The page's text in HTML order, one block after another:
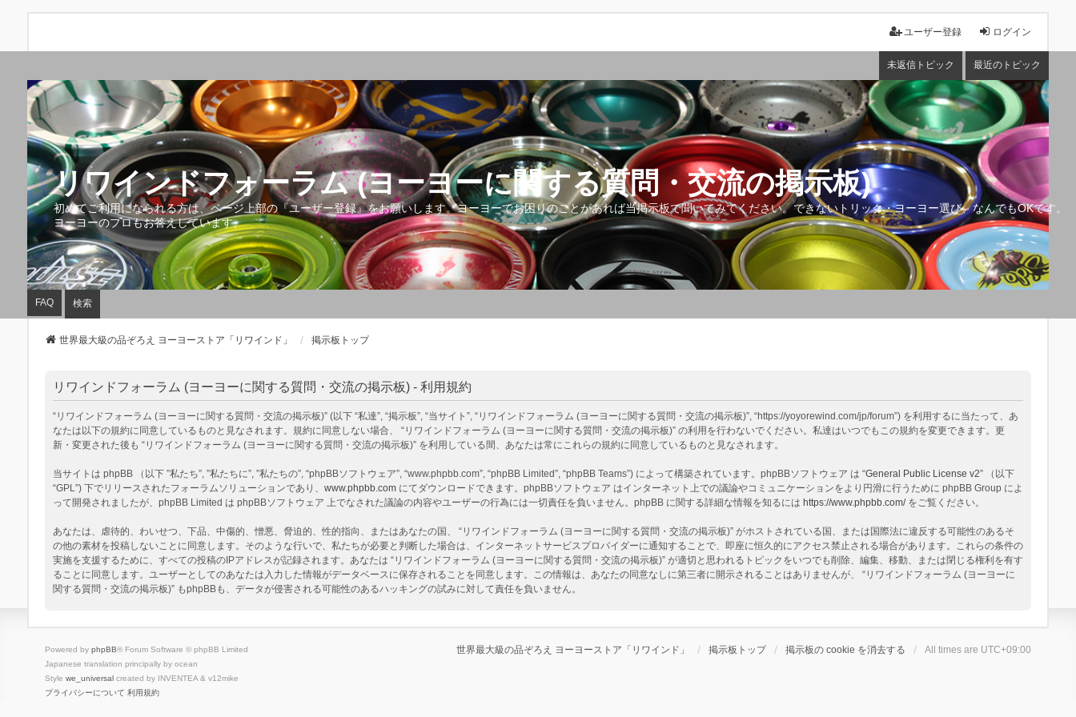
ログイン
ユーザー登録
未返信トピック 最近のトピック
リワインドフォーラム (ヨーヨーに関する質問・交流の掲示板)
初めてご利用になられる方は、ページ上部の『ユーザー登録』をお願いします。ヨーヨーでお困りのことがあれば当掲示板で聞いてみてください。できないトリック・ヨーヨー選び、なんでもOKです。
ヨーヨーのプロもお答えしています。
FAQ 検索
世界最大級の品ぞろえ ヨーヨーストア「リワインド」 掲示板トップ
リワインドフォーラム (ヨーヨーに関する質問・交流の掲示板) - 利用規約
“リワインドフォーラム (ヨーヨーに関する質問・交流の掲示板)” (以下 “私達”, “掲示板”, “当サイト”, “リワインドフォーラム (ヨーヨーに関する質問・交流の掲示板)”, “https://yoyorewind.com/jp/forum”) を利用するに当たって、あ
なたは以下の規約に同意しているものと見なされます。規約に同意しない場合、 “リワインドフォーラム (ヨーヨーに関する質問・交流の掲示板)” の利用を行わないでください。私達はいつでもこの規約を変更できます。更
新・変更された後も “リワインドフォーラム (ヨーヨーに関する質問・交流の掲示板)” を利用している間、あなたは常にこれらの規約に同意しているものと見なされます。
当サイトは phpBB （以下 ”私たち”, ”私たちに”, ”私たちの”, “phpBBソフトウェア”, “www.phpbb.com”, “phpBB Limited”, “phpBB Teams”) によって構築されています。phpBBソフトウェア は “General Public License v2” （以下
“GPL”) 下でリリースされたフォーラムソリューションであり、 www.phpbb.comにてダウンロードできます。phpBBソフトウェア はインターネット上での議論やコミュニケーションをより円滑に行うために phpBB Group によ
って開発されましたが、phpBB Limited は phpBBソフトウェア 上でなされた議論の内容やユーザーの行為には一切責任を負いません。phpBB に関する詳細な情報を知るには https://www.phpbb.com/をご覧ください。
あなたは、虐待的、わいせつ、下品、中傷的、憎悪、脅迫的、性的指向、またはあなたの国、 “リワインドフォーラム (ヨーヨーに関する質問・交流の掲示板)” がホストされている国、または国際法に違反する可能性のあるそ
の他の素材を投稿しないことに同意します。そのような行いで、私たちが必要と判断した場合は、インターネットサービスプロバイダーに通知することで、即座に恒久的にアクセス禁止される場合があります。これらの条件の
実施を支援するために、すべての投稿のIPアドレスが記録されます。あなたは “リワインドフォーラム (ヨーヨーに関する質問・交流の掲示板)” が適切と思われるトピックをいつでも削除、編集、移動、または閉じる権利を有す
ることに同意します。ユーザーとしてのあなたは入力した情報がデータベースに保存されることを同意します。この情報は、あなたの同意なしに第三者に開示されることはありませんが、 “リワインドフォーラム (ヨーヨーに
関する質問・交流の掲示板)” もphpBBも、データが侵害される可能性のあるハッキングの試みに対して責任を負いません。
世界最大級の品ぞろえ ヨーヨーストア「リワインド」 掲示板トップ 掲示板の cookie を消去する All times are UTC+09:00
Powered by phpBB® Forum Software © phpBB Limited
Japanese translation principally by ocean
Style we_universalcreated by INVENTEA & v12mike
プライバシーについて 利用規約